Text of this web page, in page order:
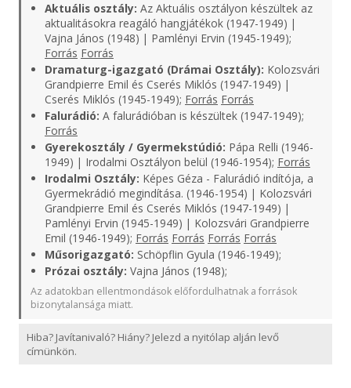
Aktuális osztály: Az Aktuális osztályon készültek az
aktualitásokra reagáló hangjátékok (1947-1949) |
Vajna János (1948) | Pamlényi Ervin (1945-1949);
Forrás Forrás
Dramaturg-igazgató (Drámai Osztály): Kolozsvári
Grandpierre Emil és Cserés Miklós (1947-1949) |
Cserés Miklós (1945-1949); Forrás Forrás
Falurádió: A falurádióban is készültek (1947-1949);
Forrás
Gyerekosztály / Gyermekstúdió: Pápa Relli (1946-
1949) | Irodalmi Osztályon belül (1946-1954); Forrás
Irodalmi Osztály: Képes Géza - Falurádió indítója, a
Gyermekrádió megindítása. (1946-1954) | Kolozsvári
Grandpierre Emil és Cserés Miklós (1947-1949) |
Pamlényi Ervin (1945-1949) | Kolozsvári Grandpierre
Emil (1946-1949); Forrás Forrás Forrás Forrás
Műsorigazgató: Schöpflin Gyula (1946-1949);
Prózai osztály: Vajna János (1948);
Az adatokban ellentmondások előfordulhatnak a források
bizonytalansága miatt.
Hiba? Javítanivaló? Hiány? Jelezd a nyitólap alján levő
címünkön.